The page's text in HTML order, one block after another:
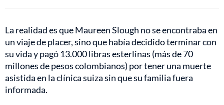
La realidad es que Maureen Slough no se encontraba en
un viaje de placer, sino que había decidido terminar con
su vida y pagó 13.000 libras esterlinas (más de 70
millones de pesos colombianos) por tener una muerte
asistida en la clínica suiza sin que su familia fuera
informada.